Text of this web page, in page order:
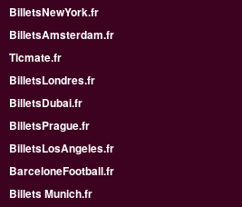
BilletsNewYork.fr
BilletsAmsterdam.fr
Ticmate.fr
BilletsLondres.fr
BilletsDubai.fr
BilletsPrague.fr
BilletsLosAngeles.fr
BarceloneFootball.fr
Billets Munich.fr